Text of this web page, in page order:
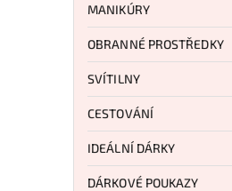
MANIKÚRY
OBRANNÉ PROSTŘEDKY
SVÍTILNY
CESTOVÁNÍ
IDEÁLNÍ DÁRKY
DÁRKOVÉ POUKAZY